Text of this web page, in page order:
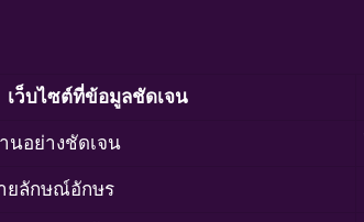
เว็บไซต์ที่ข้อมูลชัดเจน
นอย่างชัดเจน
ยลักษณ์อักษร